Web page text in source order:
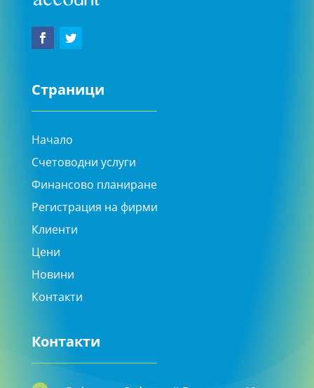
Страници
Начало
Счетоводни услуги
Финансово планиране
Регистрация на фирми
Клиенти
Цени
Новини
Контакти
Контакти